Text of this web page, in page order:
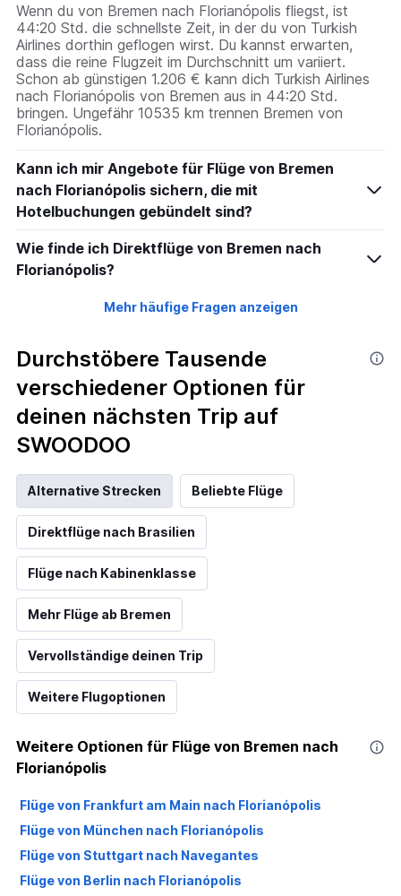
Wenn du von Bremen nach Florianópolis fliegst, ist
44:20 Std. die schnellste Zeit, in der du von Turkish
Airlines dorthin geflogen wirst. Du kannst erwarten,
dass die reine Flugzeit im Durchschnitt um variiert.
Schon ab günstigen 1.206 € kann dich Turkish Airlines
nach Florianópolis von Bremen aus in 44:20 Std.
bringen. Ungefähr 10535 km trennen Bremen von
Florianópolis.
Kann ich mir Angebote für Flüge von Bremen
nach Florianópolis sichern, die mit
Hotelbuchungen gebündelt sind?
Wie finde ich Direktflüge von Bremen nach
Florianópolis?
Mehr häufige Fragen anzeigen
Durchstöbere Tausende
verschiedener Optionen für
deinen nächsten Trip auf
SWOODOO
Alternative Strecken Beliebte Flüge
Direktflüge nach Brasilien
Flüge nach Kabinenklasse
Mehr Flüge ab Bremen
Vervollständige deinen Trip
Weitere Flugoptionen
Weitere Optionen für Flüge von Bremen nach
Florianópolis
Flüge von Frankfurt am Main nach Florianópolis
Flüge von München nach Florianópolis
Flüge von Stuttgart nach Navegantes
Flüge von Berlin nach Florianópolis